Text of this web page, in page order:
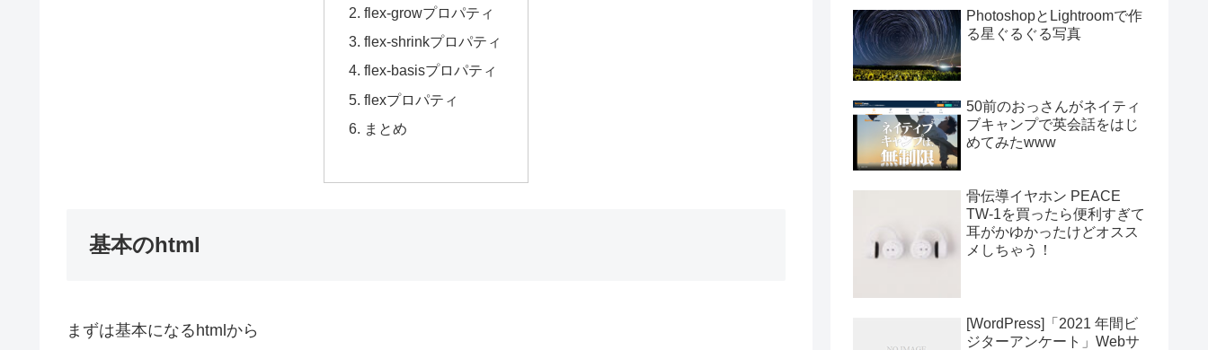
flex-growプロパティ
flex-shrinkプロパティ
flex-basisプロパティ
flexプロパティ
まとめ
基本のhtml
まずは基本になるhtmlから
PhotoshopとLightroomで作
る星ぐるぐる写真
50前のおっさんがネイティ
ブキャンプで英会話をはじ
めてみたwww
骨伝導イヤホン PEACE
TW-1を買ったら便利すぎて
耳がかゆかったけどオスス
メしちゃう！
[WordPress]「2021 年間ビ
ジターアンケート」Webサ